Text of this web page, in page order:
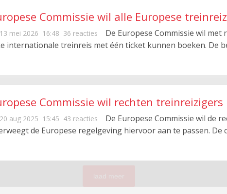
Commissie wil alle Europese
kritisch
13 mei 2026 16:48 36 reacties
De Europese Commissie wil
internationale treinreis met één ticket kunnen boeken. De
Commissie wil rechten
20 aug 2025 15:45 43 reacties
De Europese Commissie wil de
de Europese regelgeving hiervoor aan te passen. De